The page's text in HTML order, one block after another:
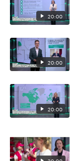
20:00
20:00
20:00